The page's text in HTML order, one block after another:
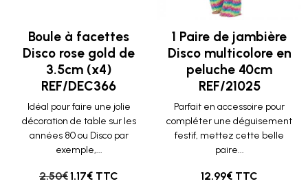
Boule à facettes
Disco rose gold de
3.5cm (x4)
REF/DEC366
Idéal pour faire une jolie
décoration de table sur les
années 80 ou Disco par
exemple,...
2.50€1.17€ TTC
1 Paire de jambière
Disco multicolore en
peluche 40cm
REF/21025
Parfait en accessoire pour
compléter une déguisement
festif, mettez cette belle
paire...
12.99€ TTC